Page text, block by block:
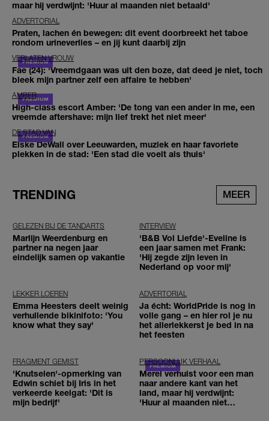
maar hij verdwijnt: 'Huur al maanden niet betaald'
ADVERTORIAL
Praten, lachen én bewegen: dit event doorbreekt het taboe
rondom urineverlies – en jij kunt daarbij zijn
VERLATEN VROUW
Fae (24): 'Vreemdgaan was uit den boze, dat deed je niet, toch
bleek mijn partner zelf een affaire te hebben'
AMBER
High-class escort Amber: 'De tong van een ander in me, een
vreemde aftershave: mijn lief trekt het niet meer'
DE STAD VAN
Elske DeWall over Leeuwarden, muziek en haar favoriete
plekken in de stad: 'Een stad die voelt als thuis'
TRENDING MEER
GELEZEN BIJ DE TANDARTS
Marlijn Weerdenburg en
partner na negen jaar
eindelijk samen op vakantie
INTERVIEW
'B&B Vol Liefde'-Eveline is
een jaar samen met Frank:
'Hij zegde zijn leven in
Nederland op voor mij'
LEKKER LOEREN
Emma Heesters deelt weinig
verhullende bikinifoto: 'You
know what they say'
ADVERTORIAL
Ja écht: WorldPride is nog in
volle gang – en hier rol je nu
het allerlekkerst je bed in na
het feesten
FRAGMENT GEMIST
'Knutselen'-opmerking van
Edwin schiet bij Iris in het
verkeerde keelgat: 'Dit is
mijn bedrijf'
PERSOONLIJK VERHAAL
Merel verhuist voor een man
naar andere kant van het
land, maar hij verdwijnt:
'Huur al maanden niet